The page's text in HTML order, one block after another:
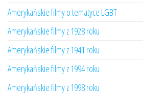
Amerykańskie filmy o tematyce LGBT
Amerykańskie filmy z 1928 roku
Amerykańskie filmy z 1941 roku
Amerykańskie filmy z 1994 roku
Amerykańskie filmy z 1998 roku